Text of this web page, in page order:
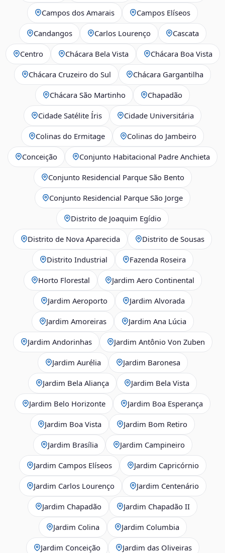
Campos dos Amarais Campos Elíseos
Candangos Carlos Lourenço Cascata
Centro Chácara Bela Vista Chácara Boa Vista
Chácara Cruzeiro do Sul Chácara Gargantilha
Chácara São Martinho Chapadão
Cidade Satélite Íris Cidade Universitária
Colinas do Ermitage Colinas do Jambeiro
Conceição Conjunto Habitacional Padre Anchieta
Conjunto Residencial Parque São Bento
Conjunto Residencial Parque São Jorge
Distrito de Joaquim Egídio
Distrito de Nova Aparecida Distrito de Sousas
Distrito Industrial Fazenda Roseira
Horto Florestal Jardim Aero Continental
Jardim Aeroporto Jardim Alvorada
Jardim Amoreiras Jardim Ana Lúcia
Jardim Andorinhas Jardim Antônio Von Zuben
Jardim Aurélia Jardim Baronesa
Jardim Bela Aliança Jardim Bela Vista
Jardim Belo Horizonte Jardim Boa Esperança
Jardim Boa Vista Jardim Bom Retiro
Jardim Brasília Jardim Campineiro
Jardim Campos Elíseos Jardim Capricórnio
Jardim Carlos Lourenço Jardim Centenário
Jardim Chapadão Jardim Chapadão II
Jardim Colina Jardim Columbia
Jardim Conceição Jardim das Oliveiras